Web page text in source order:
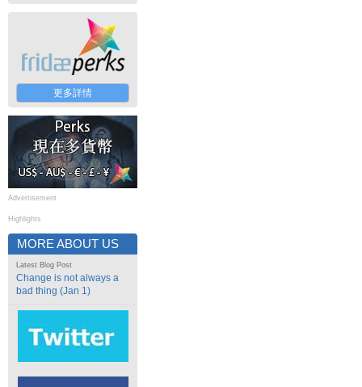
更多詳情
Advertisement
Highlights
MORE ABOUT US
Latest Blog Post
Change is not always a
bad thing (Jan 1)